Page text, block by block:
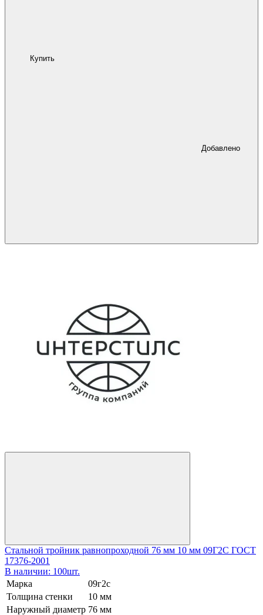
Купить
Добавлено
Стальной тройник равнопроходной 76 мм 10 мм 09Г2С ГОСТ
17376-2001
В наличии: 100шт.
Марка
09г2с
Толщина стенки
10 мм
Наружный диаметр 76 мм